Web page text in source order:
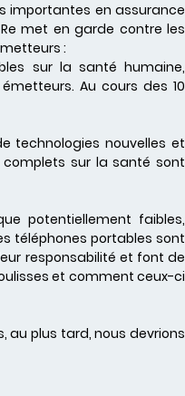
importantes en assurance
met en garde contre les
:
sur la santé humaine,
Au cours des 10
technologies nouvelles et
sur la santé sont
potentiellement faibles,
téléphones portables sont
responsabilité et font de
et comment ceux-ci
au plus tard, nous devrions